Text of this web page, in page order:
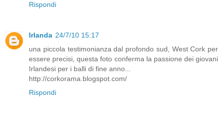
Rispondi
Irlanda 24/7/10 15:17
una piccola testimonianza dal profondo sud, West Cork per
essere precisi, questa foto conferma la passione dei giovani
Irlandesi per i balli di fine anno...
http://corkorama.blogspot.com/
Rispondi